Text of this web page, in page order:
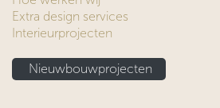
Extra design services
Interieurprojecten
Nieuwbouwprojecten